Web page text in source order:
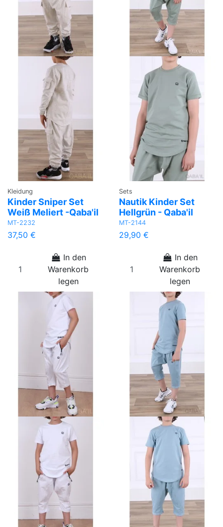
Kleidung
Kinder Sniper Set
Weiß Meliert -Qaba'il
MT-2232
37,50 €
In den
Warenkorb
legen
Sets
Nautik Kinder Set
Hellgrün - Qaba'il
MT-2144
29,90 €
In den
Warenkorb
legen